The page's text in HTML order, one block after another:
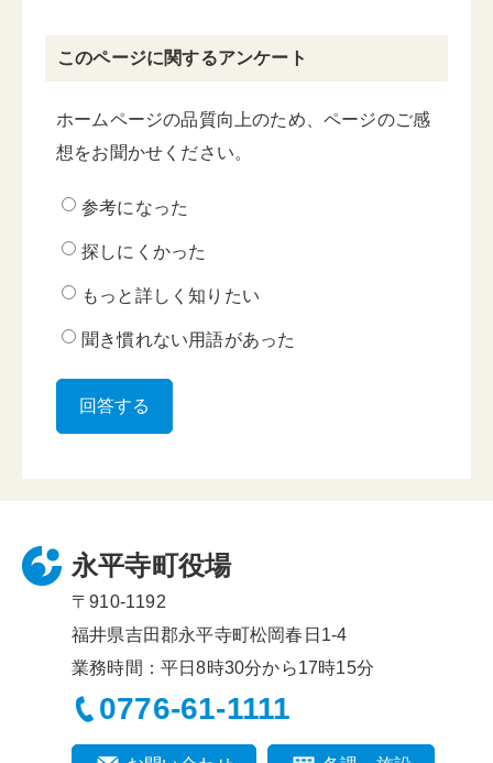
このページに関するアンケート
ホームページの品質向上のため、ページのご感
想をお聞かせください。
参考になった
探しにくかった
もっと詳しく知りたい
聞き慣れない用語があった
永平寺町役場
〒910-1192
福井県吉田郡永平寺町松岡春日1-4
業務時間：平日8時30分から17時15分
0776-61-1111